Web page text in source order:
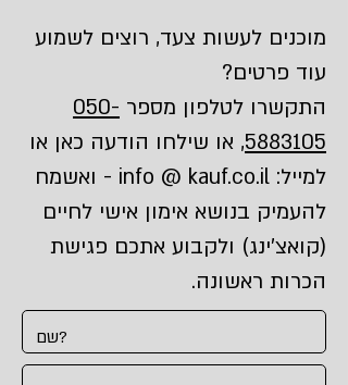
מוכנים לעשות צעד, רוצים לשמוע
עוד פרטים?
התקשרו לטלפון מספר 050-
5883105, או שילחו הודעה כאן או
למייל: info @ kauf.co.il - ואשמח
להעמיק בנושא אימון אישי לחיים
(קואצ'ינג) ולקבוע אתכם פגישת
הכרות ראשונה.